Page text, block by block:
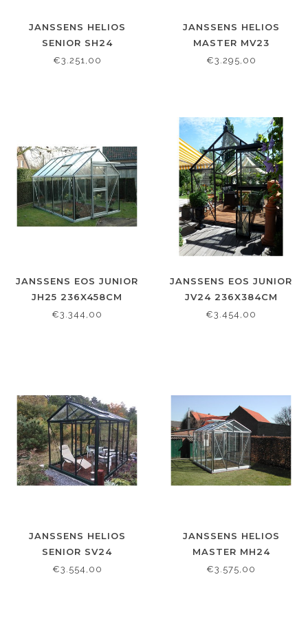
JANSSENS HELIOS
SENIOR SH24
236X458CM
€3.251,00
JANSSENS HELIOS
MASTER MV23
236X310CM
€3.295,00
JANSSENS EOS JUNIOR
JH25 236X458CM
€3.344,00
JANSSENS EOS JUNIOR
JV24 236X384CM
€3.454,00
JANSSENS HELIOS
SENIOR SV24
236X458CM
€3.554,00
JANSSENS HELIOS
MASTER MH24
236X458CM
€3.575,00